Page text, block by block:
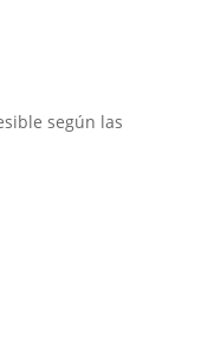
según las